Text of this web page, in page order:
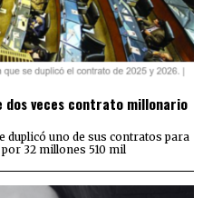
dos veces contrato millonario
duplicó uno de sus contratos para
32 millones 510 mil